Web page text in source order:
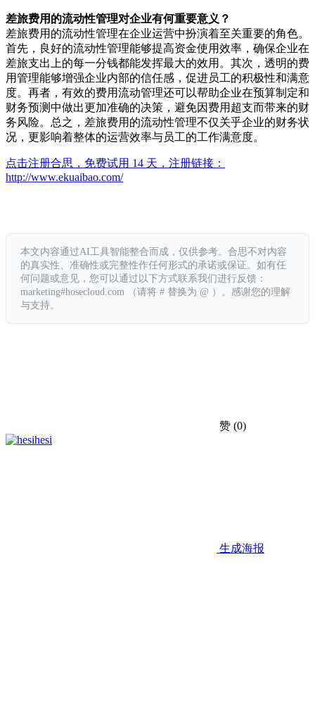
差旅费用的流动性管理对企业有何重要意义？
差旅费用的流动性管理在企业运营中扮演着至关重要的角色。
首先，良好的流动性管理能够提高资金使用效率，确保企业在
差旅支出上的每一分钱都能发挥最大的效用。其次，透明的费
用管理能够增强企业内部的信任感，促进员工的积极性和满意
度。再者，有效的费用流动管理还可以帮助企业在预算制定和
财务预测中做出更加准确的决策，避免因费用超支而带来的财
务风险。总之，差旅费用的流动性管理不仅关乎企业的财务状
况，更影响着整体的运营效率与员工的工作满意度。
点击注册合思，免费试用 14 天，注册链接：
http://www.ekuaibao.com/
本文内容通过AI工具智能整合而成，仅供参考。合思不对内容
的真实性、准确性或完整性作任何形式的承诺或保证。如有任
何问题或意见，您可以通过以下方式联系我们进行反馈：
marketing#hosecloud.com （请将 # 替换为 @ ）。感谢您的理解
与支持。
赞 (0)
hesi
生成海报